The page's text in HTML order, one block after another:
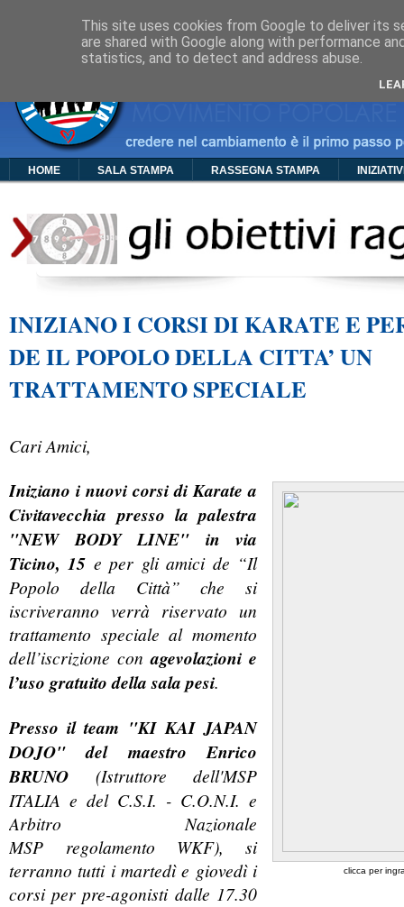
HOME SALA STAMPA RASSEGNA STAMPA
INIZIANO I CORSI DI KARATE E
DE IL POPOLO DELLA CITTA’ UN
TRATTAMENTO SPECIALE
Cari Amici,
clicca per
Iniziano i nuovi corsi di Karate a
Civitavecchia presso la palestra
"NEW BODY LINE" in via
Ticino, 15 e per gli amici de “Il
Popolo della Città” che si
iscriveranno verrà riservato un
trattamento speciale al momento
dell’iscrizione conagevolazioni e
l’uso gratuito della sala pesi.
Presso il team "KI KAI JAPAN
DOJO"
del maestro Enrico
BRUNO (Istruttore dell'MSP
ITALIA e del C.S.I. - C.O.N.I. e
Arbitro Nazionale
MSP regolamento WKF), si
terranno tutti i martedì e giovedì i
corsi per pre-agonisti dalle 17.30
This site uses cookies from Google to deliver its
are shared with Google along with performance
statistics, and to detect and address abuse.